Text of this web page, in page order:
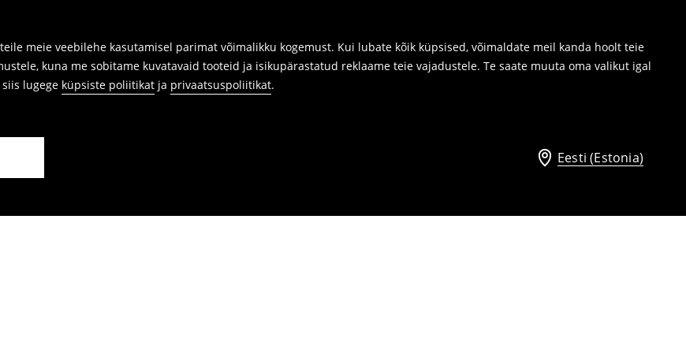
meie veebilehe kasutamisel parimat võimalikku kogemust. Kui lubate kõik küpsised, võimaldate meil kanda hoolt teie
kuna me sobitame kuvatavaid tooteid ja isikupärastatud reklaame teie vajadustele. Te saate muuta oma valikut igal
lugege küpsiste poliitikat ja privaatsuspoliitikat.
Eesti (Estonia)